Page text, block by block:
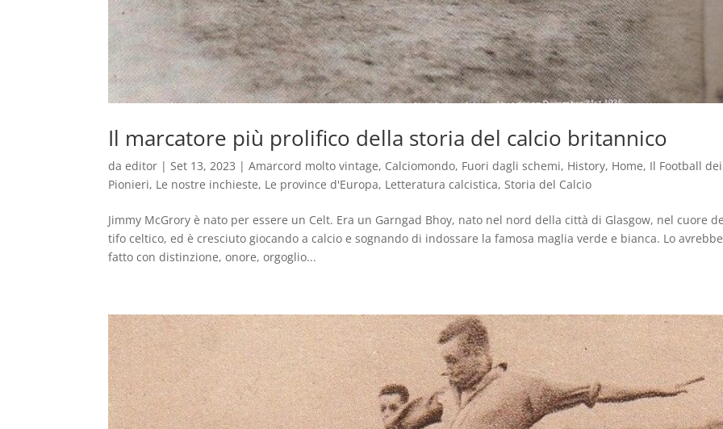
Il marcatore più prolifico della storia del calcio britannico
daeditor |Set 13, 2023 |Amarcord molto vintage, Calciomondo, Fuori dagli schemi, History, Home, Il Football dei
Pionieri, Le nostre inchieste, Le province d'Europa, Letteratura calcistica,Storia del Calcio
Jimmy McGrory è nato per essere un Celt. Era un Garngad Bhoy, nato nel nord della città di Glasgow, nel cuore
tifo celtico, ed è cresciuto giocando a calcio e sognando di indossare la famosa maglia verde e bianca. Lo avrebbe
fatto con distinzione, onore, orgoglio...